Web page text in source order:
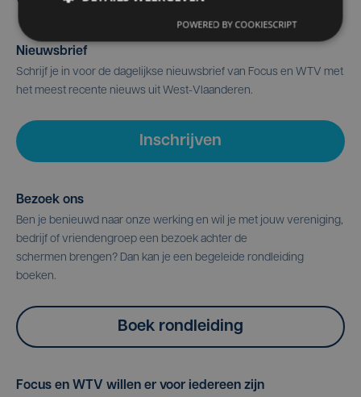
Nieuwsbrief
Schrijf je in voor de dagelijkse nieuwsbrief van Focus en WTV met
het meest recente nieuws uit West-Vlaanderen.
Inschrijven
Bezoek ons
Ben je benieuwd naar onze werking en wil je met jouw vereniging,
bedrijf of vriendengroep een bezoek achter de
schermen brengen? Dan kan je een begeleide rondleiding
boeken.
Boek rondleiding
Focus en WTV willen er voor iedereen zijn
POWERED BY COOKIESCRIPT